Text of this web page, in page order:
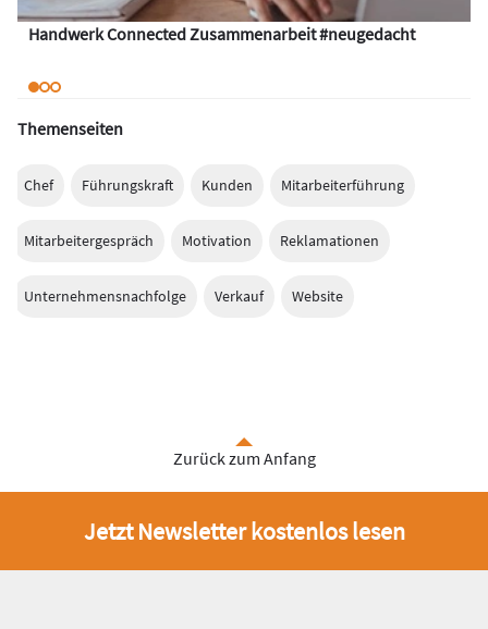
Handwerk Connected Zusammenarbeit #neugedacht
Themenseiten
Chef Führungskraft Kunden Mitarbeiterführung
Mitarbeitergespräch Motivation Reklamationen
Unternehmensnachfolge Verkauf Website
Zurück zum Anfang
Jetzt Newsletter kostenlos lesen